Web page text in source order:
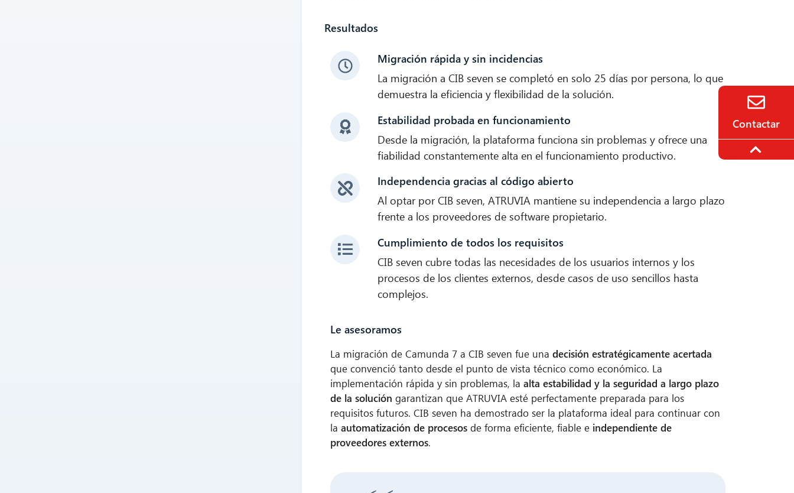
Resultados
Migración rápida y sin incidencias
La migración a CIB seven se completó en solo 25 días por persona, lo que
demuestra la eficiencia y flexibilidad de la solución.
Estabilidad probada en funcionamiento
Desde la migración, la plataforma funciona sin problemas y ofrece una
fiabilidad constantemente alta en el funcionamiento productivo.
Independencia gracias al código abierto
Al optar por CIB seven, ATRUVIA mantiene su independencia a largo plazo
frente a los proveedores de software propietario.
Cumplimiento de todos los requisitos
CIB seven cubre todas las necesidades de los usuarios internos y los
procesos de los clientes externos, desde casos de uso sencillos hasta
complejos.
Le asesoramos
La migración de Camunda 7 a CIB seven fue unadecisión estratégicamente acertada
que convenció tanto desde el punto de vista técnico como económico. La
implementación rápida y sin problemas, laalta estabilidad y la seguridad a largo plazo
de la solución garantizan que ATRUVIA esté perfectamente preparada para los
requisitos futuros. CIB seven ha demostrado ser la plataforma ideal para continuar con
laautomatización de procesos de forma eficiente, fiable e independiente de
proveedores externos.
Contactar